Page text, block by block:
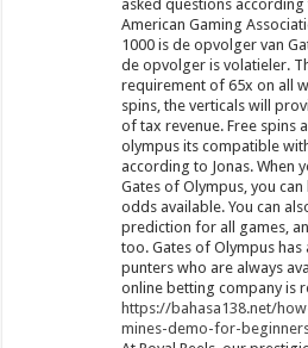
asked questions
American Gaming
1000 is de opvolger van
de opvolger is volatieler.
requirement of 65x on all
spins, the verticals will
of tax revenue. Free spins
olympus its compatible
according to Jonas. When
Gates of Olympus, you
odds available. You can
prediction for all games,
too. Gates of Olympus
punters who are always
online betting company is
https://bahasa138.net/
mines-demo-for-